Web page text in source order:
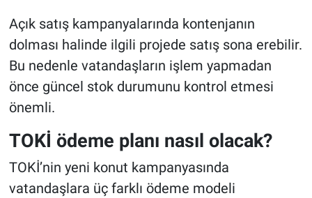
Açık satış kampanyalarında kontenjanın
dolması halinde ilgili projede satış sona erebilir.
Bu nedenle vatandaşların işlem yapmadan
önce güncel stok durumunu kontrol etmesi
önemli.
TOKİ ödeme planı nasıl olacak?
TOKİ’nin yeni konut kampanyasında
vatandaşlara üç farklı ödeme modeli